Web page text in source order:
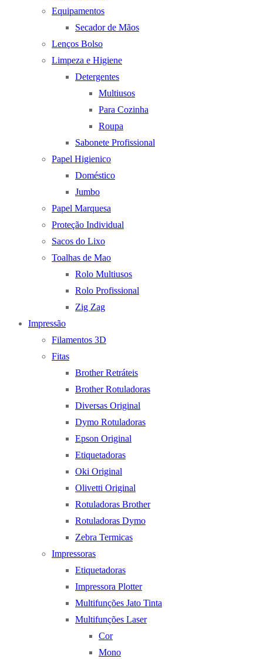
Equipamentos
Secador de Mãos
Lenços Bolso
Limpeza e Higiene
Detergentes
Multiusos
Para Cozinha
Roupa
Sabonete Profissional
Papel Higienico
Doméstico
Jumbo
Papel Marquesa
Proteção Individual
Sacos do Lixo
Toalhas de Mao
Rolo Multiusos
Rolo Profissional
Zig Zag
Impressão
Filamentos 3D
Fitas
Brother Retráteis
Brother Rotuladoras
Diversas Original
Dymo Rotuladoras
Epson Original
Etiquetadoras
Oki Original
Olivetti Original
Rotuladoras Brother
Rotuladoras Dymo
Zebra Termicas
Impressoras
Etiquetadoras
Impressora Plotter
Multifunções Jato Tinta
Multifunções Laser
Cor
Mono